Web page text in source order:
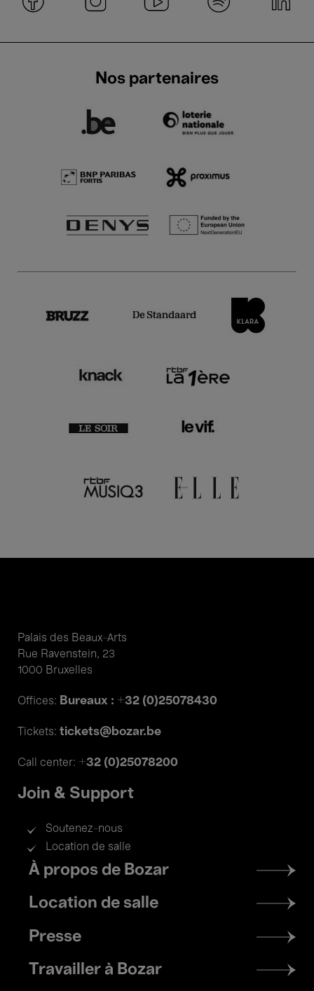
Nos partenaires
Palais des Beaux-Arts
Rue Ravenstein, 23
1000 Bruxelles
Offices: Bureaux : +32 (0)25078430
Tickets: tickets@bozar.be
Call center: +32 (0)25078200
Join & Support
Soutenez-nous
Location de salle
Footer
menu
À propos de Bozar
Location de salle
Presse
Travailler à Bozar